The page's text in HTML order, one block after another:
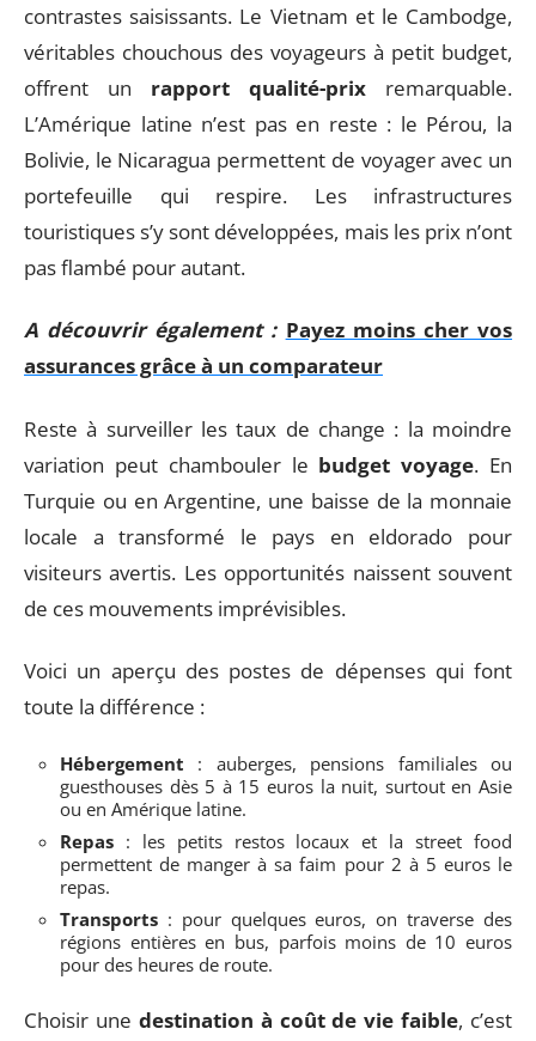
contrastes saisissants. Le Vietnam et le Cambodge,
véritables chouchous des voyageurs à petit budget,
offrent un rapport qualité-prix remarquable.
L’Amérique latine n’est pas en reste : le Pérou, la
Bolivie, le Nicaragua permettent de voyager avec un
portefeuille qui respire. Les infrastructures
touristiques s’y sont développées, mais les prix n’ont
pas flambé pour autant.
A découvrir également : Payez moins cher vos
assurances grâce à un comparateur
Reste à surveiller les taux de change : la moindre
variation peut chambouler le budget voyage. En
Turquie ou en Argentine, une baisse de la monnaie
locale a transformé le pays en eldorado pour
visiteurs avertis. Les opportunités naissent souvent
de ces mouvements imprévisibles.
Voici un aperçu des postes de dépenses qui font
toute la différence :
Hébergement : auberges, pensions familiales ou
guesthouses dès 5 à 15 euros la nuit, surtout en Asie
ou en Amérique latine.
Repas : les petits restos locaux et la street food
permettent de manger à sa faim pour 2 à 5 euros le
repas.
Transports : pour quelques euros, on traverse des
régions entières en bus, parfois moins de 10 euros
pour des heures de route.
Choisir une destination à coût de vie faible, c’est